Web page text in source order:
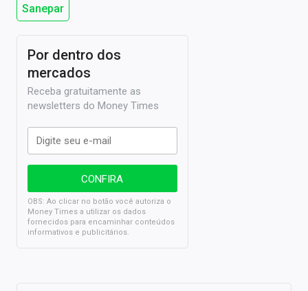
Sanepar
Por dentro dos
mercados
Receba gratuitamente as
newsletters do Money Times
OBS: Ao clicar no botão você autoriza o
Money Times a utilizar os dados
fornecidos para encaminhar conteúdos
informativos e publicitários.